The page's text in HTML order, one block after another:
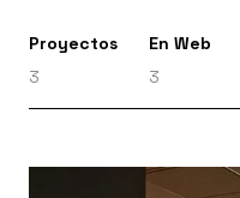
Proyectos
3
En Web
3